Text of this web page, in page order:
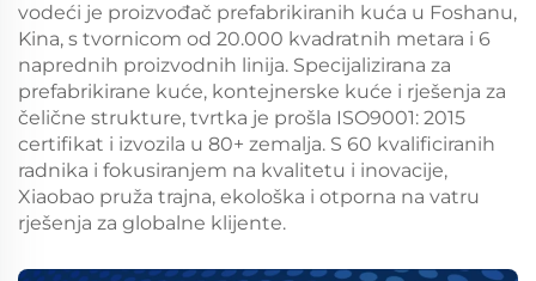
vodeći je proizvođač prefabrikiranih kuća u Foshanu,
Kina, s tvornicom od 20.000 kvadratnih metara i 6
naprednih proizvodnih linija. Specijalizirana za
prefabrikirane kuće, kontejnerske kuće i rješenja za
čelične strukture, tvrtka je prošla ISO9001: 2015
certifikat i izvozila u 80+ zemalja. S 60 kvalificiranih
radnika i fokusiranjem na kvalitetu i inovacije,
Xiaobao pruža trajna, ekološka i otporna na vatru
rješenja za globalne klijente.